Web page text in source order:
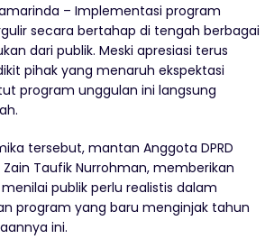
– Implementasi program
secara bertahap di tengah berbagai
dari publik. Meski apresiasi terus
pihak yang menaruh ekspektasi
program unggulan ini langsung
tersebut, mantan Anggota DPRD
Taufik Nurrohman, memberikan
publik perlu realistis dalam
program yang baru menginjak tahun
ini.